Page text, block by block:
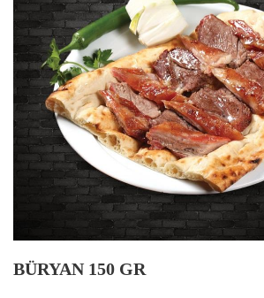
BÜRYAN 150 GR